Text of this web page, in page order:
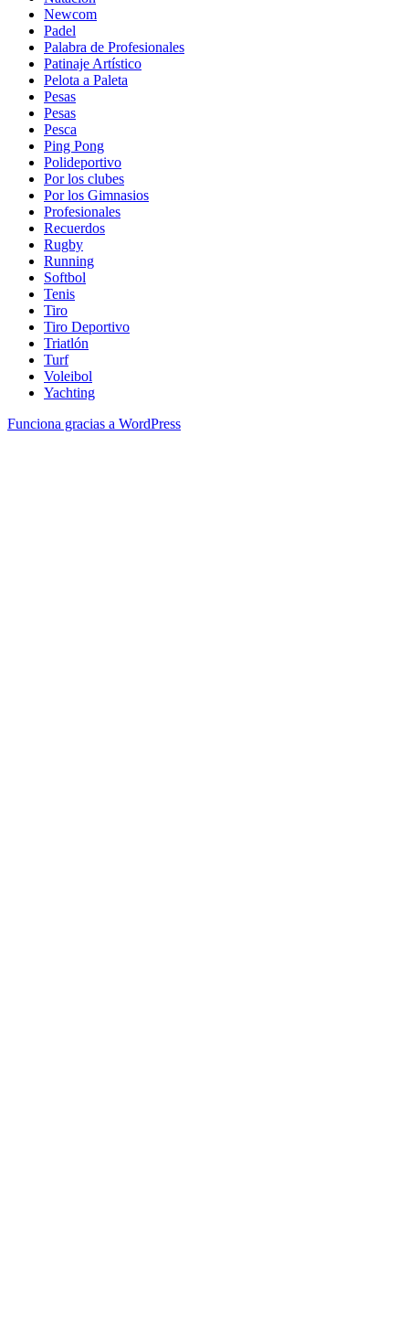
Newcom
Padel
Palabra de Profesionales
Patinaje Artístico
Pelota a Paleta
Pesas
Pesas
Pesca
Ping Pong
Polideportivo
Por los clubes
Por los Gimnasios
Profesionales
Recuerdos
Rugby
Running
Softbol
Tenis
Tiro
Tiro Deportivo
Triatlón
Turf
Voleibol
Yachting
Funciona gracias a WordPress